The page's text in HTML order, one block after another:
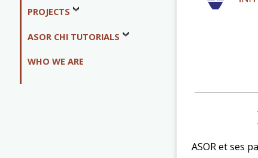
PROJECTS
ASOR CHI TUTORIALS
WHO WE ARE
ASOR et ses